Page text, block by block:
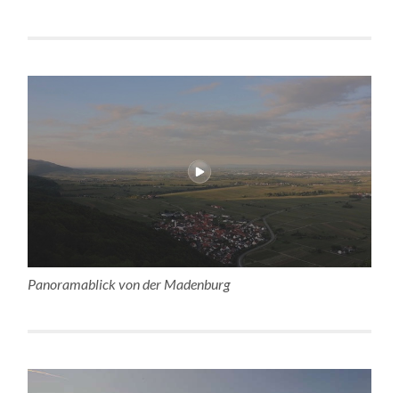
Panoramablick von der Madenburg